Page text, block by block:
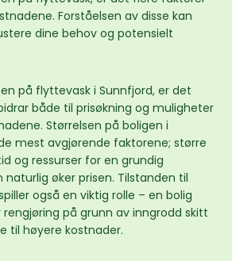
Forståelsen av disse kan
dine behov og potensielt
på flyttevask i Sunnfjord, er det
både til prisøkning og muligheter
Størrelsen på boligen i
mest avgjørende faktorene; større
og ressurser for en grundig
naturlig øker prisen. Tilstanden til
også en viktig rolle – en bolig
på grunn av inngrodd skitt
til høyere kostnader.